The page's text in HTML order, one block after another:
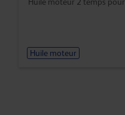
Huile moteur 2 temps
Huile moteur